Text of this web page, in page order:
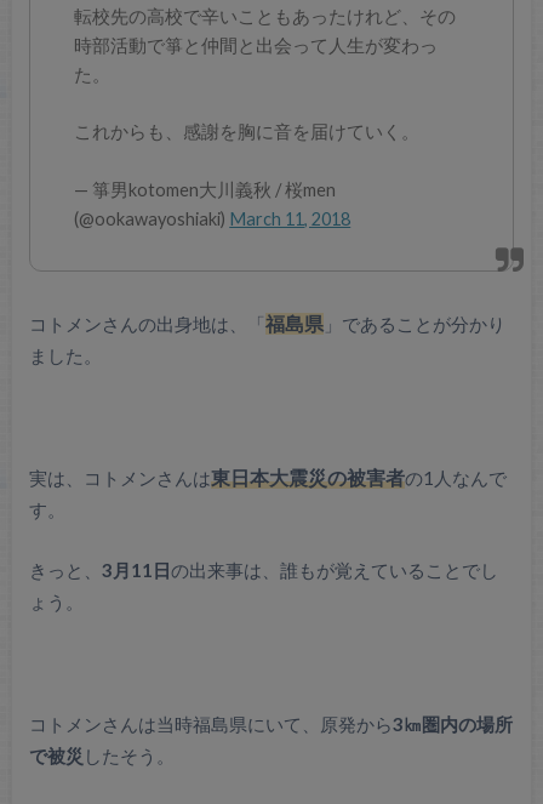
転校先の高校で辛いこともあったけれど、その
時部活動で箏と仲間と出会って人生が変わっ
た。
これからも、感謝を胸に音を届けていく。
— 箏男kotomen大川義秋 / 桜men
(@ookawayoshiaki) March 11, 2018
コトメンさんの出身地は、「福島県」であることが分かり
ました。
実は、コトメンさんは東日本大震災の被害者の1人なんで
す。
きっと、 3月11日の出来事は、誰もが覚えていることでし
ょう。
コトメンさんは当時福島県にいて、原発から3㎞圏内の場所
で被災 したそう。